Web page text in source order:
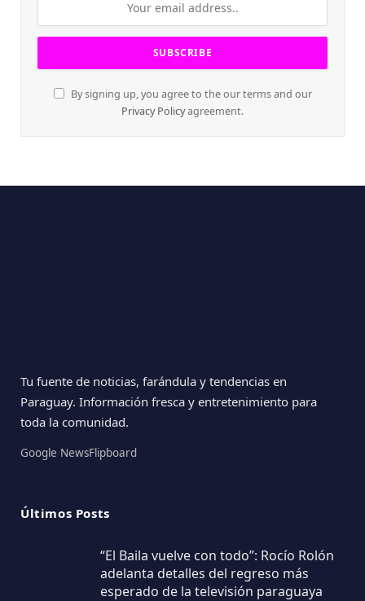
By signing up, you agree to the our terms and our
Privacy Policyagreement.
Tu fuente de noticias, farándula y tendencias en
Paraguay. Información fresca y entretenimiento para
toda la comunidad.
Google NewsFlipboard
Últimos Posts
“El Baila vuelve con todo”: Rocío Rolón
adelanta detalles del regreso más
esperado de la televisión paraguaya